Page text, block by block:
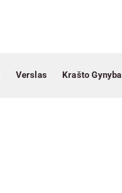
Verslas Krašto Gynyba